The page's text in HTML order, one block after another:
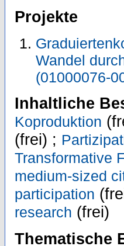
Projekte
Wandel
(01000076-
Inhaltliche
Koproduktion
(frei) ;
Transformative
medium-sized
participation
research (frei)
Thematische